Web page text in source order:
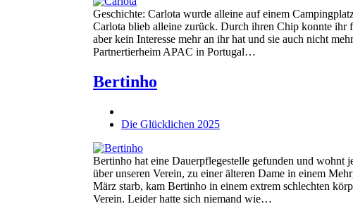
Geschichte: Carlota wurde alleine auf einem
Carlota blieb alleine zurück. Durch ihren Chip konnte ihr
aber kein Interesse mehr an ihr hat und sie auch nicht
Partnertierheim APAC in Portugal…
Bertinho
Die Glücklichen 2025
Bertinho hat eine Dauerpflegestelle gefunden und
über unseren Verein, zu einer älteren Dame in einem
März starb, kam Bertinho in einem extrem schlechten
Verein. Leider hatte sich niemand wie…